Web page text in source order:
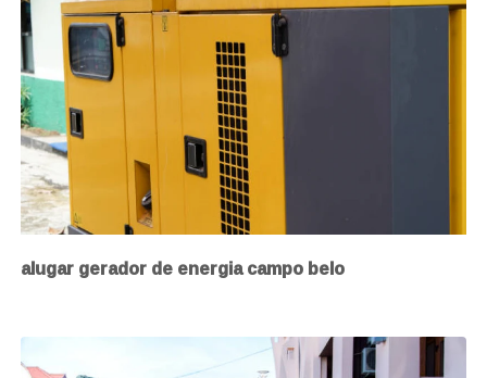
alugar gerador de energia campo belo